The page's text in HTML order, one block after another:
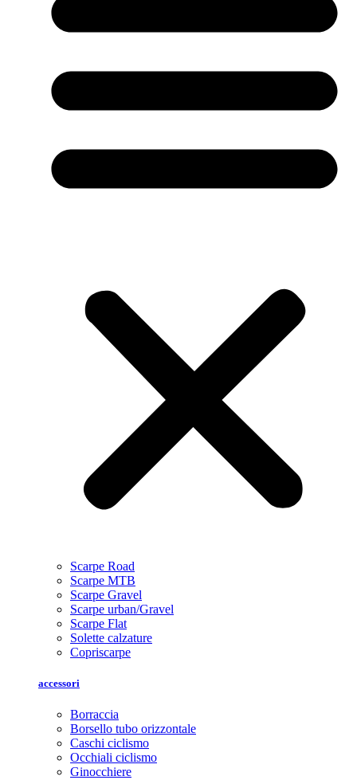
Scarpe Road
Scarpe MTB
Scarpe Gravel
Scarpe urban/Gravel
Scarpe Flat
Solette calzature
Copriscarpe
accessori
Borraccia
Borsello tubo orizzontale
Caschi ciclismo
Occhiali ciclismo
Ginocchiere